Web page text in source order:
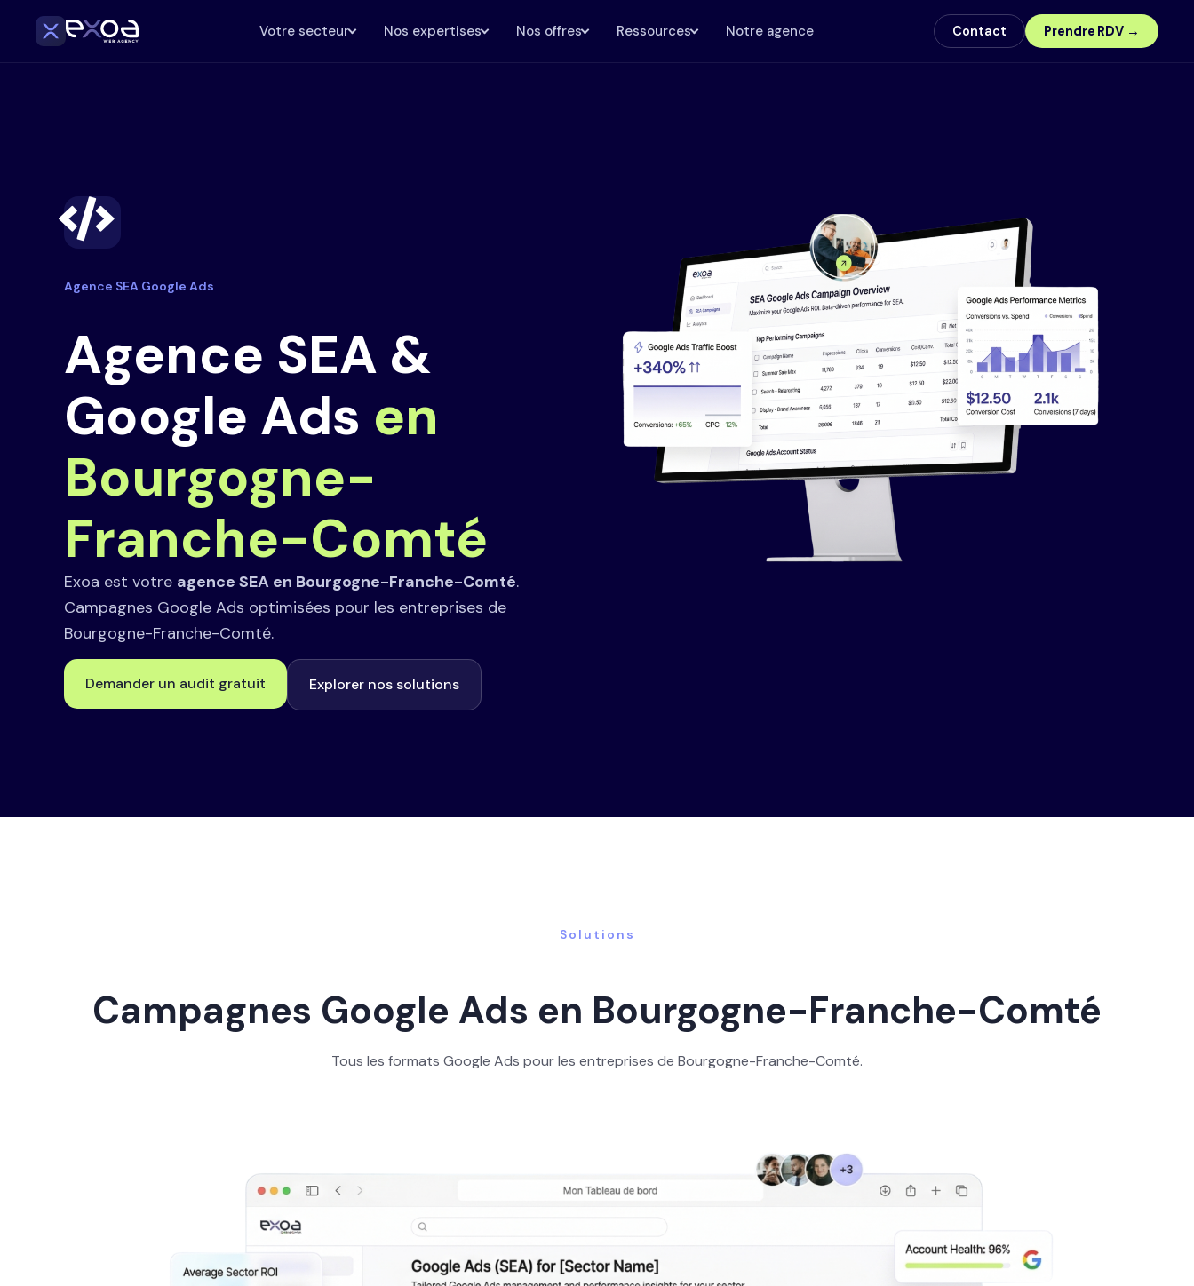
Votre secteur Nos expertises Nos offres Ressources Notre agence Contact Prendre RDV →
Agence SEA Google Ads
Agence SEA &
Google Ads en
Bourgogne-
Franche-Comté
Exoa est votre agence SEA en Bourgogne-Franche-Comté.
Campagnes Google Ads optimisées pour les entreprises de
Bourgogne-Franche-Comté.
Demander un audit gratuit Explorer nos solutions
Solutions
Campagnes Google Ads en Bourgogne-Franche-Comté
Tous les formats Google Ads pour les entreprises de Bourgogne-Franche-Comté.